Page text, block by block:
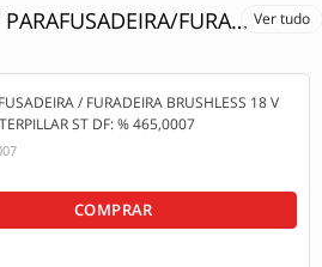
PROMOÇÃO CAT PARAFUSADEIRA/FURADEIRA BRUSHLESS 18 V DX11B Ver tudo
/ FURADEIRA BRUSHLESS 18 V
ST DF: % 465,0007
COMPRAR